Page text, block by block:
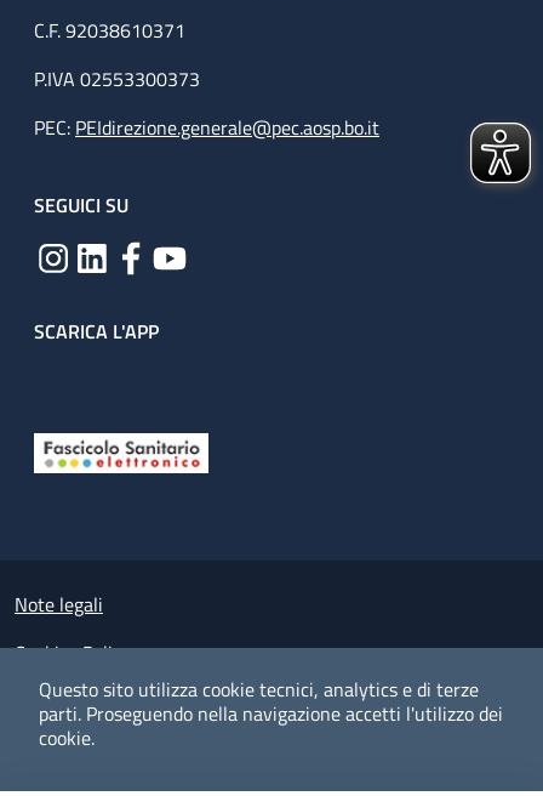
Questo sito utilizza cookie tecnici, analytics e di terze
parti. Proseguendo nella navigazione accetti l'utilizzo dei
cookie.
C.F. 92038610371
P.IVA 02553300373
PEC: PEIdirezione.generale@pec.aosp.bo.it
SEGUICI SU
SCARICA L'APP
Small prints
Note legali
Cookies Policy
Policy privacy e protezione del dato personale
Albo pretorio on-line